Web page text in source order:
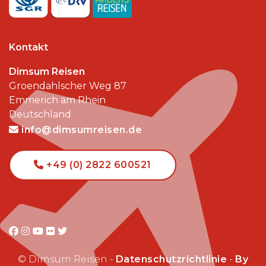
Kontakt
Dimsum Reisen
Groendahlscher Weg 87
Emmerich am Rhein
Deutschland
info@dimsumreisen.de
+49 (0) 2822 600521
© Dimsum Reisen - Datenschutzrichtlinie - By